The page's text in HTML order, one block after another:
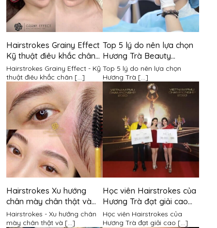
Hairstrokes Grainy Effect
Kỹ thuật điêu khắc chân
mày độc quyền tại Hương
Trà
Hairstrokes Grainy Effect - Kỹ
thuật điêu khắc chân [...]
Top 5 lý do nên lựa chọn
Hương Trà Beauty
Academy để làm đẹp
Top 5 lý do nên lựa chọn
Hương Trà [...]
Hairstrokes Xu hướng
chân mày chân thật và
giữ sợi tốt nhất
Hairstrokes - Xu hướng chân
mày chân thật và [...]
Học viên Hairstrokes của
Hương Trà đạt giải cao
trong cuộc thi PMU2020
Học viên Hairstrokes của
Hương Trà đạt giải cao [...]